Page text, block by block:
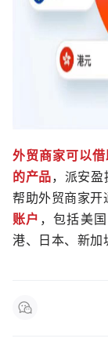
外贸商家可以
的产品，派安
帮助外贸商家开
账户 ，包括美
港、日本、新加